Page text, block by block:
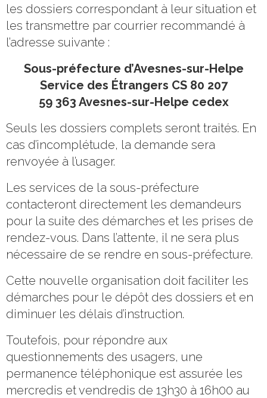
les dossiers correspondant à leur situation et
les transmettre par courrier recommandé à
l’adresse suivante :
Sous-préfecture d’Avesnes-sur-Helpe
Service des Étrangers CS 80 207
59 363 Avesnes-sur-Helpe cedex
Seuls les dossiers complets seront traités. En
cas d’incomplétude, la demande sera
renvoyée à l’usager.
Les services de la sous-préfecture
contacteront directement les demandeurs
pour la suite des démarches et les prises de
rendez-vous. Dans l’attente, il ne sera plus
nécessaire de se rendre en sous-préfecture.
Cette nouvelle organisation doit faciliter les
démarches pour le dépôt des dossiers et en
diminuer les délais d’instruction.
Toutefois, pour répondre aux
questionnements des usagers, une
permanence téléphonique est assurée les
mercredis et vendredis de 13h30 à 16h00 au